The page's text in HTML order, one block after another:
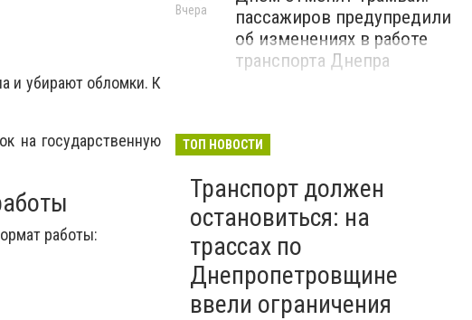
и убирают обломки. К
на государственную
работы:
пассажиров предупредили
об изменениях в работе
транспорта Днепра
Вчера
ТОП НОВОСТИ
Транспорт должен
остановиться: на
трассах по
Днепропетровщине
ввели ограничения